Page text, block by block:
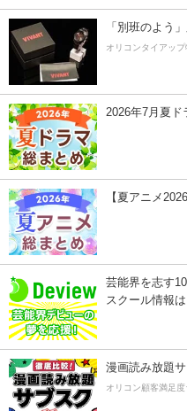
「別班のよう
オリコンタイアップ
2026年7月夏ド
【夏アニメ
芸能界を志す
スクール情報
漫画読み放題
オリコン顧客満足